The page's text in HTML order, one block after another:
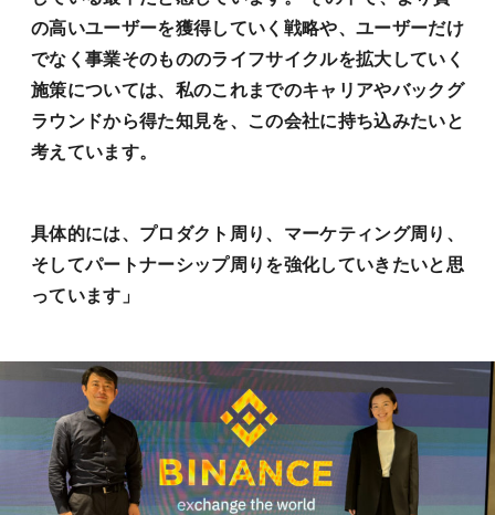
の高いユーザーを獲得していく戦略や、ユーザーだけ
でなく事業そのもののライフサイクルを拡大していく
施策については、私のこれまでのキャリアやバックグ
ラウンドから得た知見を、この会社に持ち込みたいと
考えています。
具体的には、プロダクト周り、マーケティング周り、
そしてパートナーシップ周りを強化していきたいと思
っています」